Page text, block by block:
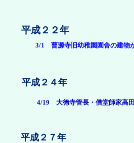
平成２７年
平成２２年
3/1 曹源寺旧幼稚園園舎の建物
平成２４年
4/19 大徳寺管長・僧堂師家高